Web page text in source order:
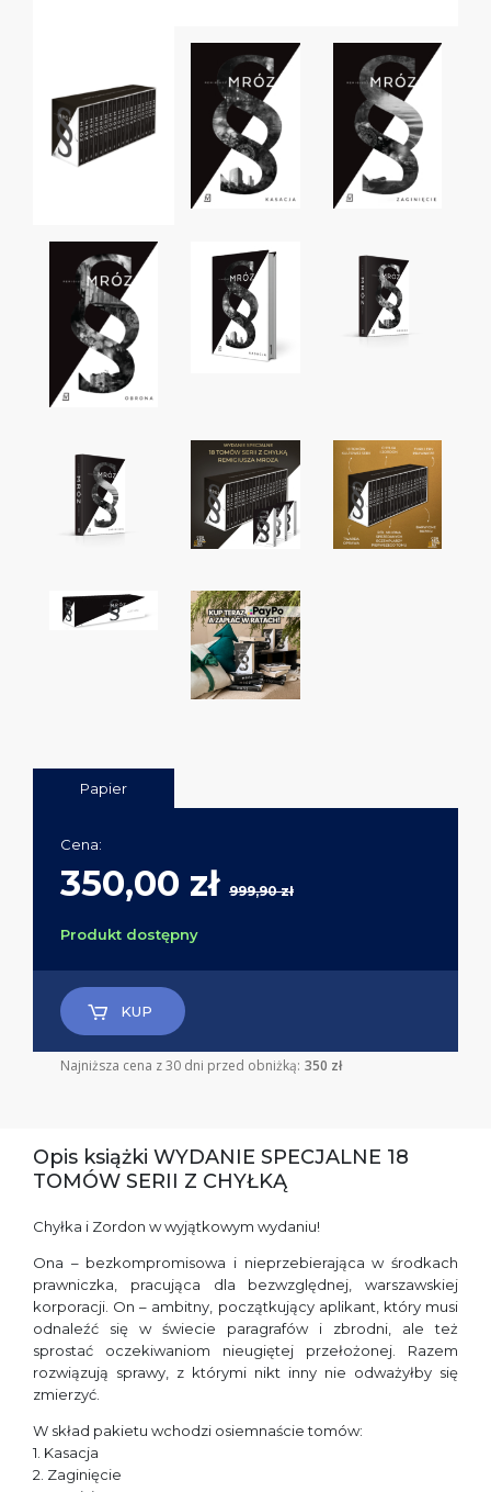
Papier
Cena:
350,00 zł 999,90 zł
Produkt dostępny
KUP
Najniższa cena z 30 dni przed obniżką: 350 zł
Opis książki WYDANIE SPECJALNE 18
TOMÓW SERII Z CHYŁKĄ
Chyłka i Zordon w wyjątkowym wydaniu!
Ona – bezkompromisowa i nieprzebierająca w środkach
prawniczka, pracująca dla bezwzględnej, warszawskiej
korporacji. On – ambitny, początkujący aplikant, który musi
odnaleźć się w świecie paragrafów i zbrodni, ale też
sprostać oczekiwaniom nieugiętej przełożonej. Razem
rozwiązują sprawy, z którymi nikt inny nie odważyłby się
zmierzyć.
W skład pakietu wchodzi osiemnaście tomów:
1. Kasacja
2. Zaginięcie